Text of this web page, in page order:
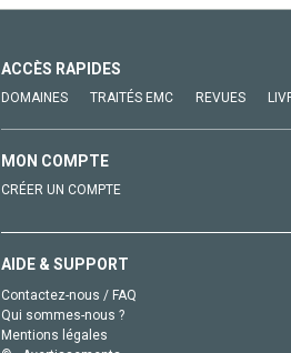
ACCÈS RAPIDES
DOMAINES TRAITÉS EMC REVUES
MON COMPTE
CRÉER UN COMPTE
AIDE & SUPPORT
Contactez-nous / FAQ
Qui sommes-nous ?
Mentions légales